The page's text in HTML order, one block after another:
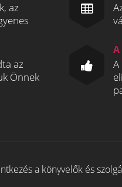
az
az
Önnek
a könyvelők és